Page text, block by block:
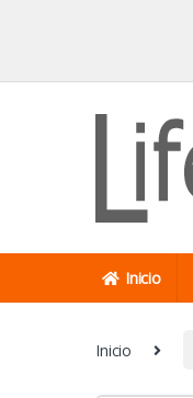
Inicio
Inicio